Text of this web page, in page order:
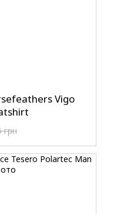
Vigo
грн